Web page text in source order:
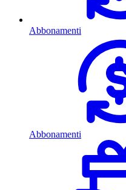
Abbonamenti
Abbonamenti